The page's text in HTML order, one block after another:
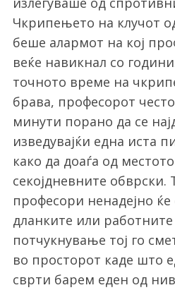
Чкрипењето на клучот
беше алармот на кој
веќе навикнал со
точното време на
брава, професорот
минути порано да се
изведувајќи една иста
како да доаѓа од
секојдневните обврски.
професори ненадејно ќе
дланките или
потчукнување тој го
во просторот каде што
сврти барем еден од